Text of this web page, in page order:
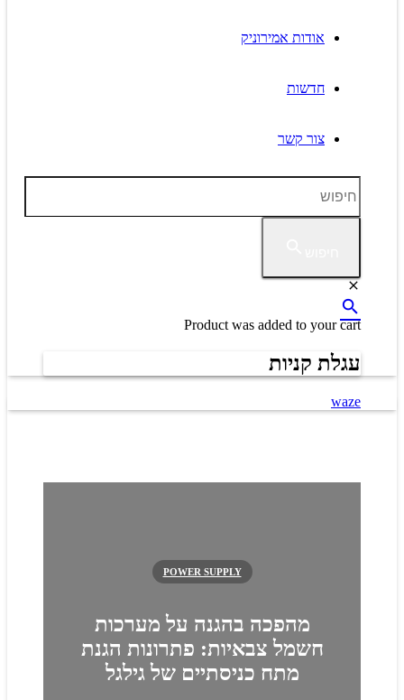
אודות אמירוניק
חדשות
צור קשר
Product was added to your cart
עגלת קניות
waze
מהפכה בהגנה על מערכות
חשמל צבאיות: פתרונות הגנת
מתח כניסתיים של גילגל
POWER SUPPLY